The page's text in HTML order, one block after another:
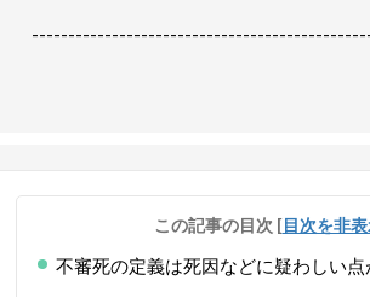
この記事の目次 [目次を非
不審死の定義は死因などに疑わしい